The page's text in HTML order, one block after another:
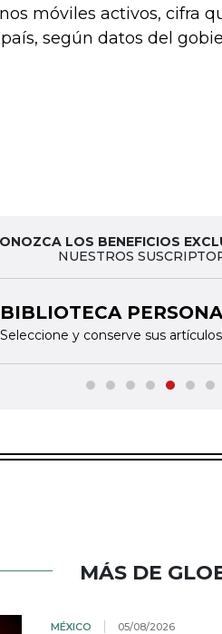
móviles activos, cifra
según datos del
LOS BENEFICIOS
NUESTROS
BIBLIOTECA
Seleccione y conserve sus
MÁS DE
MÉXICO 05/08/2026